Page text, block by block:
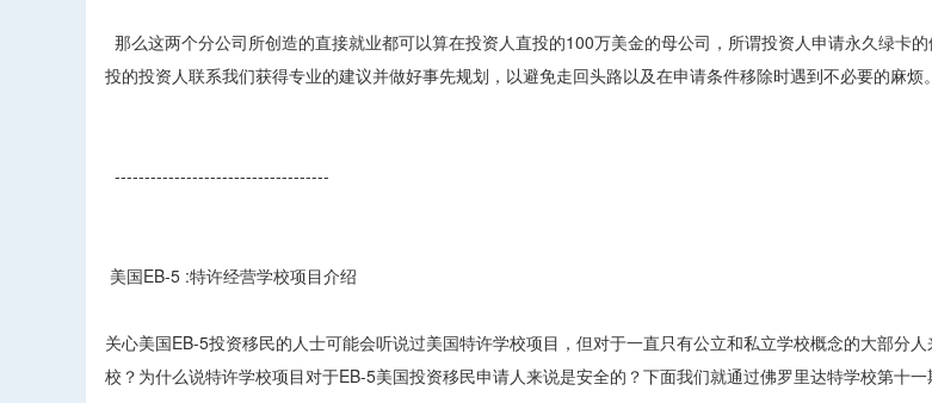
那么这两个分公司所创造的直接就业都可以算在投资人直投的100万美金的母公司，所谓投资人申请永久绿卡
投的投资人联系我们获得专业的建议并做好事先规划，以避免走回头路以及在申请条件移除时遇到不必要的麻烦。
------------------------------------
美国EB-5 :特许经营学校项目介绍
关心美国EB-5投资移民的人士可能会听说过美国特许学校项目，但对于一直只有公立和私立学校概念的大部分
校？为什么说特许学校项目对于EB-5美国投资移民申请人来说是安全的？下面我们就通过佛罗里达特学校第十一